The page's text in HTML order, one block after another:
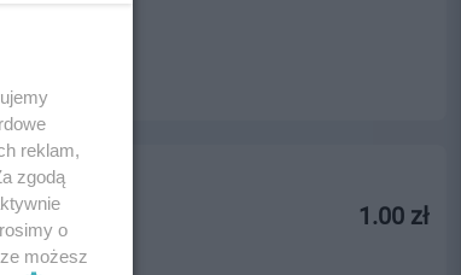
1.00 zł
4
reklam,
zgodą
o
możesz